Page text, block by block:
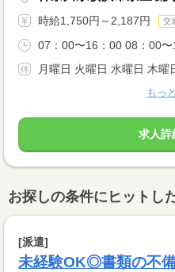
時給1,750円～2,187円 交
07：00〜16：00 08：00
月曜日 火曜日 水曜日 木曜
もっ
求人詳
お探しの条件にヒットし
[派遣]
未経験OK◎書類の不